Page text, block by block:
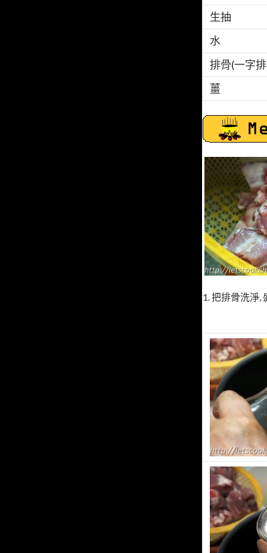
生抽
水
排骨(一字
薑
1. 把排骨洗淨,